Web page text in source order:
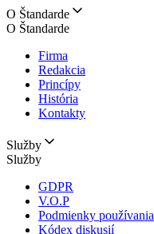
O Štandarde
O Štandarde
Firma
Redakcia
Princípy
História
Kontakty
Služby
Služby
GDPR
V.O.P
Podmienky používania
Kódex diskusií